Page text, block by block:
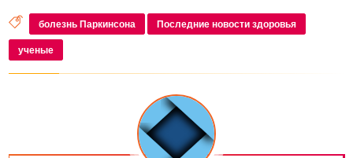
болезнь Паркинсона Последние новости здоровья
ученые